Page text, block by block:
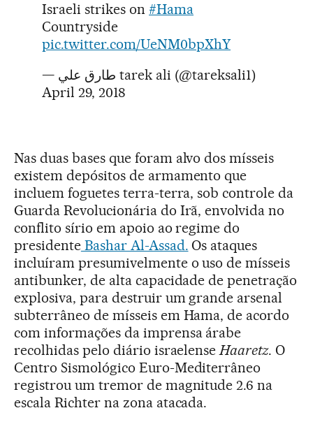
Israeli strikes on #Hama
Countryside
pic.twitter.com/UeNM0bpXhY
— طارق علي tarek ali (@tareksali1)
April 29, 2018
Nas duas bases que foram alvo dos mísseis
existem depósitos de armamento que
incluem foguetes terra-terra, sob controle da
Guarda Revolucionária do Irã, envolvida no
conflito sírio em apoio ao regime do
presidenteBashar Al-Assad. Os ataques
incluíram presumivelmente o uso de mísseis
antibunker, de alta capacidade de penetração
explosiva, para destruir um grande arsenal
subterrâneo de mísseis em Hama, de acordo
com informações da imprensa árabe
recolhidas pelo diário israelenseHaaretz. O
Centro Sismológico Euro-Mediterrâneo
registrou um tremor de magnitude 2.6 na
escala Richter na zona atacada.